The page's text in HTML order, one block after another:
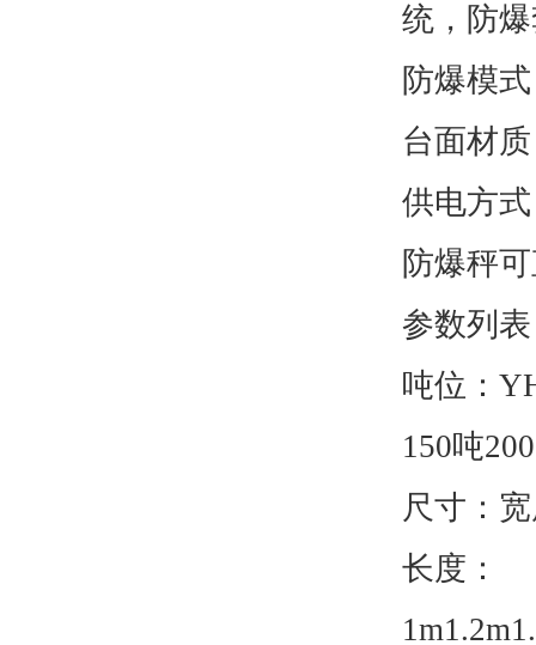
统，防
防爆模
台面材
供电方
防爆秤
参数列表
吨位：
150吨
尺寸：
长度：